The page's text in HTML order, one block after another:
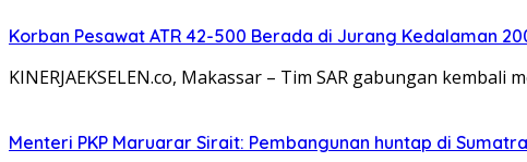
Korban Pesawat ATR 42-500 Berada di Jurang Kedalaman
KINERJAEKSELEN.co, Makassar – Tim SAR gabungan
Menteri PKP Maruarar Sirait: Pembangunan huntap di